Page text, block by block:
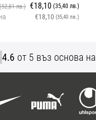
лв.) €18,10 (35,40 лв.)
€18,10 (35,40 лв.)
4.6 от 5 въз основа на